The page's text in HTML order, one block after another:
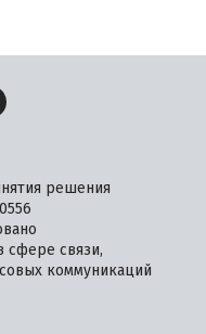
решения
сфере связи,
коммуникаций